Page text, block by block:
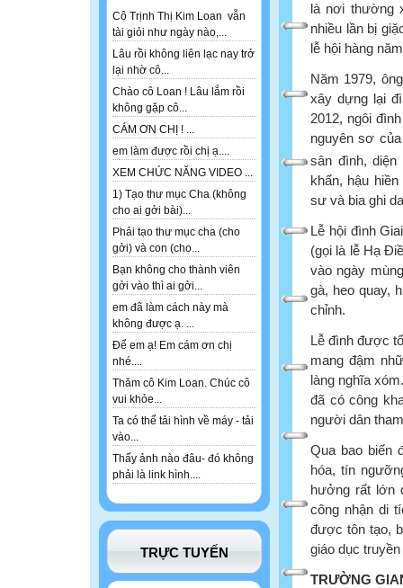
Cô Trịnh Thị Kim Loan vẫn
tài giỏi như ngày nào,...
Lâu rồi không liên lạc nay trở
lại nhờ cô...
Chào cô Loan ! Lâu lắm rồi
không gặp cô...
CÁM ƠN CHỊ ! ...
em làm được rồi chị ạ....
XEM CHỨC NĂNG VIDEO ...
1) Tạo thư mục Cha (không
cho ai gởi bài)...
Phải tạo thư mục cha (cho
gởi) và con (cho...
Bạn không cho thành viên
gởi vào thì ai gởi...
em đã làm cách này mà
không được ạ. ...
Để em ạ! Em cám ơn chị
nhé....
Thăm cô Kim Loan. Chúc cô
vui khỏe...
Ta có thể tải hình về máy - tải
vào...
Thấy ảnh nào đâu- đó không
phải là link hình....
TRỰC TUYẾN
là nơi thường
nhiều lần bị
lễ hội hàng
Năm 1979,
xây dựng lại
2012, ngôi
nguyên sơ
sân đình,
khẩn, hậu
sư và bia ghi
Lễ hội đình
(gọi là lễ Hạ
vào ngày
gà, heo quay,
chỉnh.
Lễ đình được
mang đậm
làng nghĩa
đã có công
người dân
Qua bao biến
hóa, tín
hưởng rất lớn
công nhận di
được tôn tạo,
giáo dục
TRƯỜNG